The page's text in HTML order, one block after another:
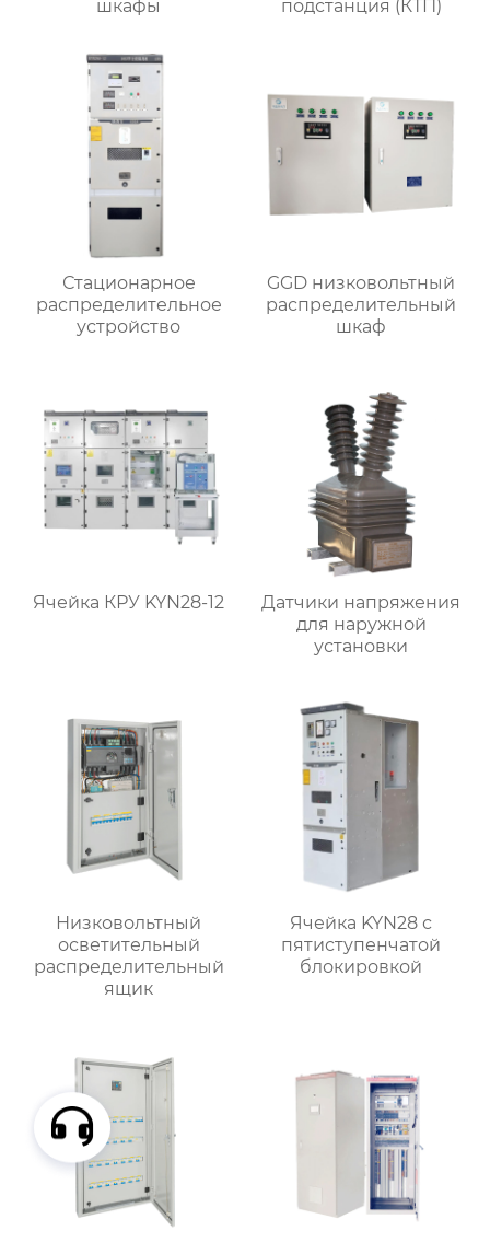
шкафы подстанция (КТП)
Стационарное
распределительное
устройство
GGD низковольтный
распределительный
шкаф
Ячейка КРУ KYN28-12
Датчики напряжения
для наружной
установки
Низковольтный
осветительный
распределительный
ящик
Ячейка KYN28 с
пятиступенчатой
блокировкой